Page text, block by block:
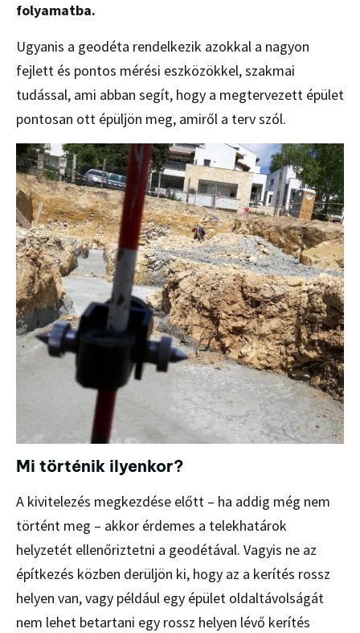
folyamatba.
Ugyanis a geodéta rendelkezik azokkal a nagyon
fejlett és pontos mérési eszközökkel, szakmai
tudással, ami abban segít, hogy a megtervezett épület
pontosan ott épüljön meg, amiről a terv szól.
Mi történik ilyenkor?
A kivitelezés megkezdése előtt – ha addig még nem
történt meg – akkor érdemes a telekhatárok
helyzetét ellenőriztetni a geodétával. Vagyis ne az
építkezés közben derüljön ki, hogy az a kerítés rossz
helyen van, vagy például egy épület oldaltávolságát
nem lehet betartani egy rossz helyen lévő kerítés